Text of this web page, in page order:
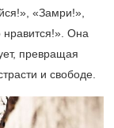
«Замри!»,
Она
превращая
и свободе.